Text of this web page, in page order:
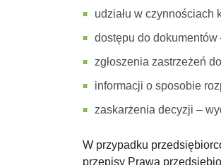
udziału w czynnościach
dostępu do dokumentów
zgłoszenia zastrzeżeń
informacji o sposobie
zaskarżenia decyzji –
W przypadku
przepisy Prawa